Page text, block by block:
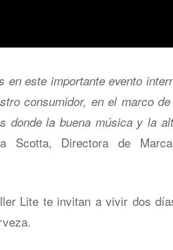
en este importante evento
consumidor, en el marco
donde la buena música y la
Scotta, Directora de
Lite te invitan a vivir dos